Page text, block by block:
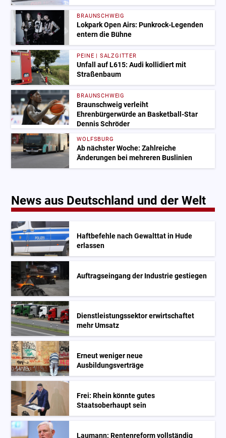
BRAUNSCHWEIG
Lokpark Open Airs: Punkrock-Legenden
entern die Bühne
PEINE | SALZGITTER
Unfall auf L615: Audi kollidiert mit
Straßenbaum
BRAUNSCHWEIG
Braunschweig verleiht
Ehrenbürgerwürde an Basketball-Star
Dennis Schröder
WOLFSBURG
Ab nächster Woche: Zahlreiche
Änderungen bei mehreren Buslinien
News aus Deutschland und der Welt
Haftbefehle nach Gewalttat in Hude
erlassen
Auftragseingang der Industrie gestiegen
Dienstleistungssektor erwirtschaftet
mehr Umsatz
Erneut weniger neue
Ausbildungsverträge
Frei: Rhein könnte gutes
Staatsoberhaupt sein
Laumann: Rentenreform vollständig